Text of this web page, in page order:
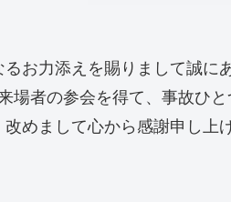
お力添えを賜りまして誠に
者の参会を得て、事故ひ
めまして心から感謝申し上